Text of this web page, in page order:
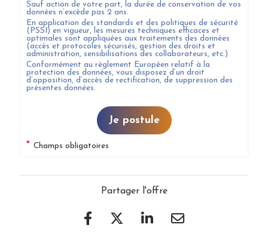
Sauf action de votre part, la durée de conservation de vos
données n’excède pas 2ans.
En application des standards et des politiques de sécurité
(PSSI) en vigueur, les mesures techniques efficaces et
optimales sont appliquées aux traitements des données
(accès et protocoles sécurisés, gestion des droits et
administration, sensibilisations des collaborateurs, etc.).
Conformément au règlement Européen relatif à la
protection des données, vous disposez d’un droit
d’opposition, d’accès de rectification, de suppression des
présentes données.
Je postule
* Champs obligatoires
Partager l'offre